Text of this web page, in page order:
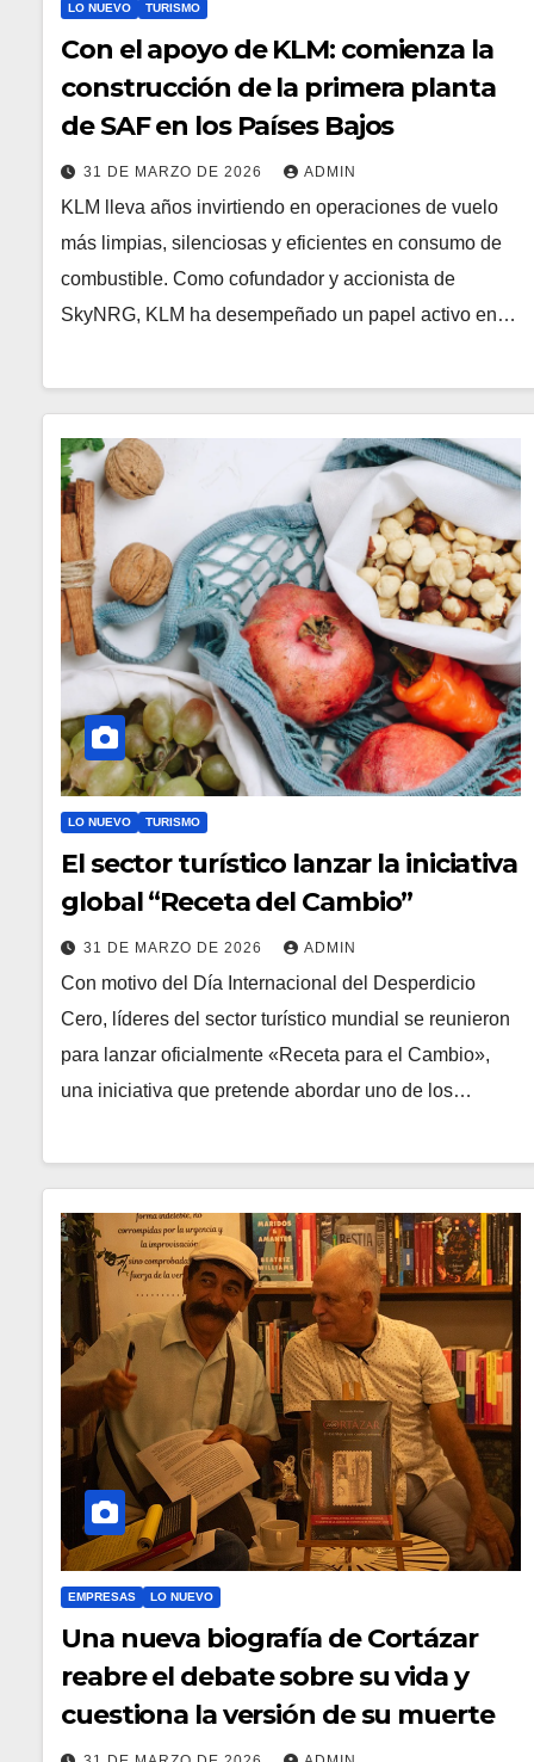
LO NUEVO TURISMO
Con el apoyo de KLM: comienza la
construcción de la primera planta
de SAF en los Países Bajos
31 DE MARZO DE 2026 ADMIN
KLM lleva años invirtiendo en operaciones de vuelo
más limpias, silenciosas y eficientes en consumo de
combustible. Como cofundador y accionista de
SkyNRG, KLM ha desempeñado un papel activo en…
LO NUEVO TURISMO
El sector turístico lanzar la iniciativa
global “Receta del Cambio”
31 DE MARZO DE 2026 ADMIN
Con motivo del Día Internacional del Desperdicio
Cero, líderes del sector turístico mundial se reunieron
para lanzar oficialmente «Receta para el Cambio»,
una iniciativa que pretende abordar uno de los…
EMPRESAS LO NUEVO
Una nueva biografía de Cortázar
reabre el debate sobre su vida y
cuestiona la versión de su muerte